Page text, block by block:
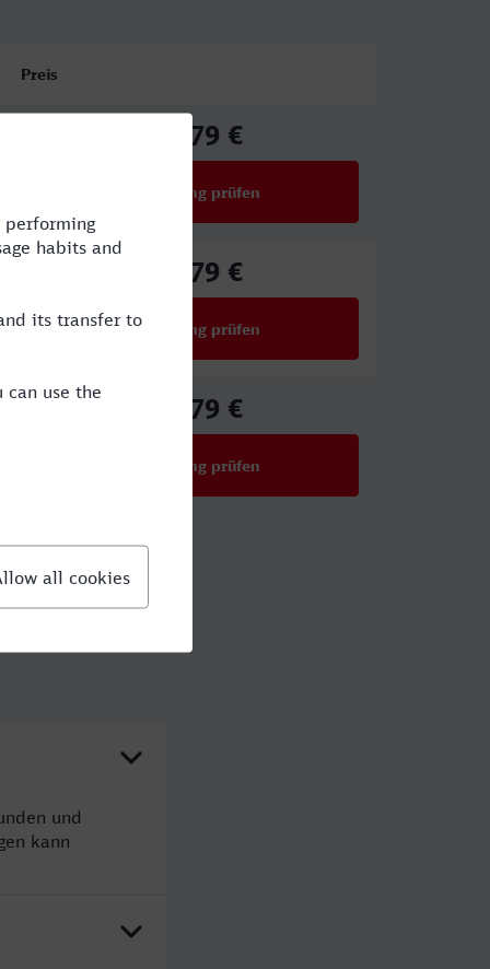
Preis
39,79 €
Verbindung prüfen
39,79 €
Verbindung prüfen
39,79 €
Verbindung prüfen
und
kann